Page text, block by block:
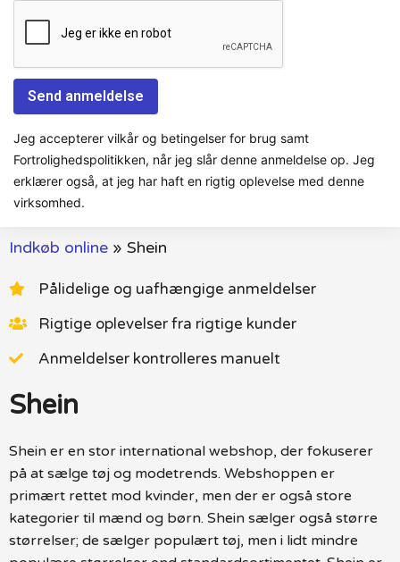
Jeg accepterer vilkår og betingelser for brug samt
Fortrolighedspolitikken, når jeg slår denne anmeldelse op. Jeg
erklærer også, at jeg har haft en rigtig oplevelse med denne
virksomhed.
Indkøb online » Shein
Pålidelige og uafhængige anmeldelser
Rigtige oplevelser fra rigtige kunder
Anmeldelser kontrolleres manuelt
Shein
Shein er en stor international webshop, der fokuserer
på at sælge tøj og modetrends. Webshoppen er
primært rettet mod kvinder, men der er også store
kategorier til mænd og børn. Shein sælger også større
størrelser; de sælger populært tøj, men i lidt mindre